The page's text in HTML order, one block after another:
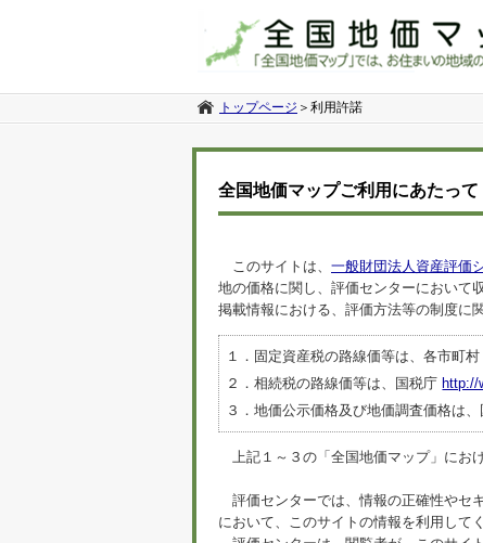
トップページ ＞ 利用許諾
全国地価マップご利用にあたって
このサイトは、 一般財団法人資産評価
地の価格に関し、評価センターにおいて
掲載情報における、評価方法等の制度に
１．固定資産税の路線価等は、各市町
２．相続税の路線価等は、国税庁 http://
３．地価公示価格及び地価調査価格は
上記１～３の「全国地価マップ」にお
評価センターでは、情報の正確性やセ
において、このサイトの情報を利用して